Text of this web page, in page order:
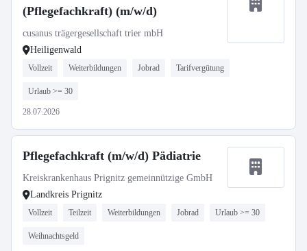
(Pflegefachkraft) (m/w/d)
cusanus trägergesellschaft trier mbH
Heiligenwald
Vollzeit Weiterbildungen Jobrad Tarifvergütung
Urlaub >= 30
28.07.2026
Pflegefachkraft (m/w/d) Pädiatrie
Kreiskrankenhaus Prignitz gemeinnützige GmbH
Landkreis Prignitz
Vollzeit Teilzeit Weiterbildungen Jobrad Urlaub >= 30
Weihnachtsgeld